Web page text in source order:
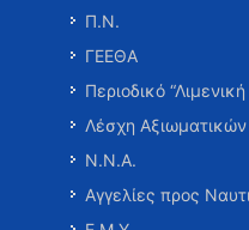
Π.Ν.
ΓΕΕΘΑ
Περιοδικό
Λέσχη Αξιωματικών
Ν.Ν.Α.
Αγγελίες προς